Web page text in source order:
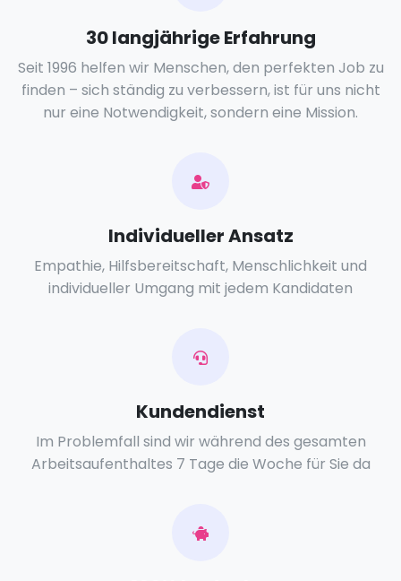
30 langjährige Erfahrung
Seit 1996 helfen wir Menschen, den perfekten Job zu
finden – sich ständig zu verbessern, ist für uns nicht
nur eine Notwendigkeit, sondern eine Mission.
Individueller Ansatz
Empathie, Hilfsbereitschaft, Menschlichkeit und
individueller Umgang mit jedem Kandidaten
Kundendienst
Im Problemfall sind wir während des gesamten
Arbeitsaufenthaltes 7 Tage die Woche für Sie da